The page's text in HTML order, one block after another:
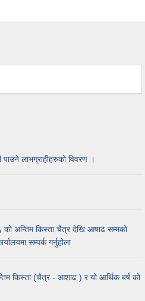
पाउने लाभग्राहीहरुको विवरण ।
को अन्तिम किस्ता चैत्र देखि आषाढ सम्मको
सम्पर्क गर्नुहोला
किस्ता (चैत्र - आशाढ ) र यो आर्थिक बर्ष को